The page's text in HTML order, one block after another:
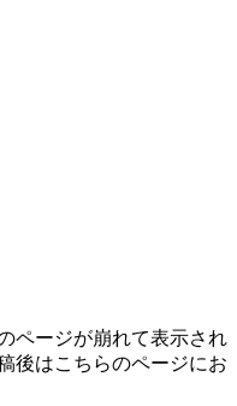
ページが崩れて表示され
後はこちらのページにお